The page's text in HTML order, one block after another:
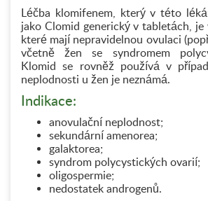
Léčba klomifenem, který v této
jako Clomid generický v tabletách, je
které mají nepravidelnou ovulaci
včetně žen se syndromem
Klomid se rovněž používá v
neplodnosti u žen je neznámá.
Indikace:
anovulační neplodnost;
sekundární amenorea;
galaktorea;
syndrom polycystických ovarií;
oligospermie;
nedostatek androgenů.